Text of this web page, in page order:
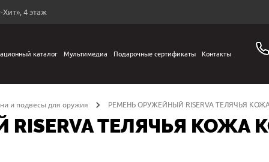
4 этаж
каталог Мультимедиа Подарочные сертификаты Контакты
и подвесы для оружия РЕМЕНЬ ОРУЖЕЙНЫЙ RISERVA ТЕЛЯЧЬЯ
ТЕЛЯЧЬЯ КОЖА